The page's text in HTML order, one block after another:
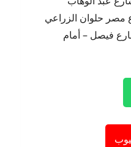
مصر حلوان الزراعي
شارع فيصل – أمام